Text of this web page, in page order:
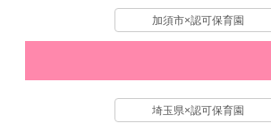
加須市×認可保育園
埼玉県×認可保育園